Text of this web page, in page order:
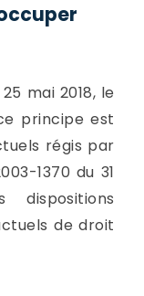
mai 2018, le
principe est
régis par
1370 du 31
de droit